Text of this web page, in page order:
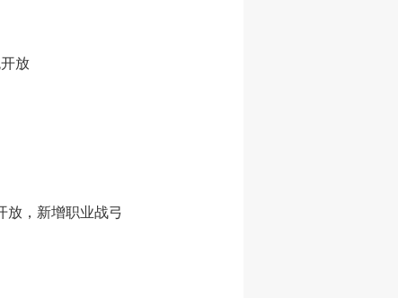
放
放，新增职业战弓